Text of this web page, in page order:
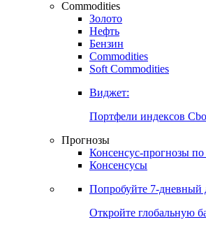
Commodities
Золото
Нефть
Бензин
Commodities
Soft Commodities
Виджет:
Портфели индексов
Прогнозы
Консенсус-прогнозы по
Консенсусы
Попробуйте 7-дневный
Откройте глобальную